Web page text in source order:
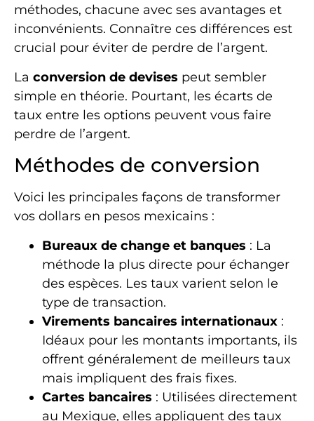
méthodes, chacune avec ses avantages et
inconvénients. Connaître ces différences est
crucial pour éviter de perdre de l’argent.
La conversion de devises peut sembler
simple en théorie. Pourtant, les écarts de
taux entre les options peuvent vous faire
perdre de l’argent.
Méthodes de conversion
Voici les principales façons de transformer
vos dollars en pesos mexicains :
Bureaux de change et banques : La
méthode la plus directe pour échanger
des espèces. Les taux varient selon le
type de transaction.
Virements bancaires internationaux :
Idéaux pour les montants importants, ils
offrent généralement de meilleurs taux
mais impliquent des frais fixes.
Cartes bancaires : Utilisées directement
au Mexique, elles appliquent des taux